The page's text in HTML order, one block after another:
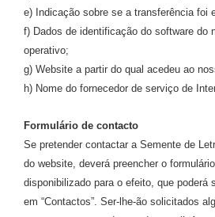
e) Indicação sobre se a transferência foi
f) Dados de identificação do software do
operativo;
g) Website a partir do qual acedeu ao
h) Nome do fornecedor de serviço de
Formulário de contacto
Se pretender contactar a Semente de
do website, deverá preencher o
disponibilizado para o efeito, que poderá
em “Contactos”. Ser-lhe-ão solicitados